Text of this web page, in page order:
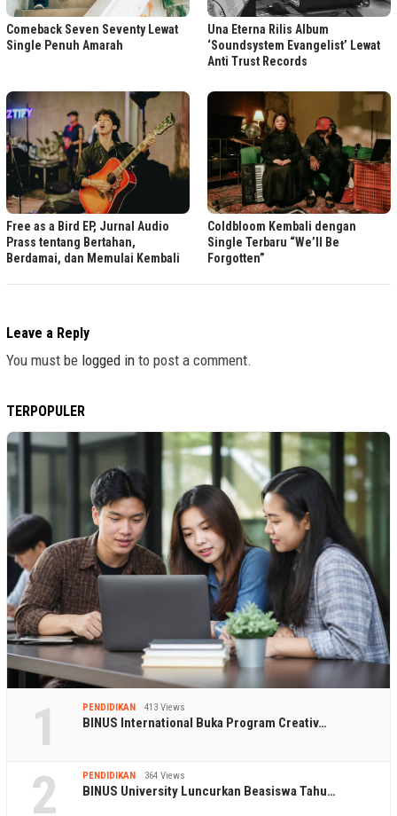
Comeback Seven Seventy Lewat
Single Penuh Amarah
Una Eterna Rilis Album
‘Soundsystem Evangelist’ Lewat
Anti Trust Records
Free as a Bird EP, Jurnal Audio
Prass tentang Bertahan,
Berdamai, dan Memulai Kembali
Coldbloom Kembali dengan
Single Terbaru “We’ll Be
Forgotten”
Leave a Reply
You must be logged in to post a comment.
TERPOPULER
1 PENDIDIKAN 413 Views
BINUS International Buka Program Creativ…
2 PENDIDIKAN 364 Views
BINUS University Luncurkan Beasiswa Tahu…